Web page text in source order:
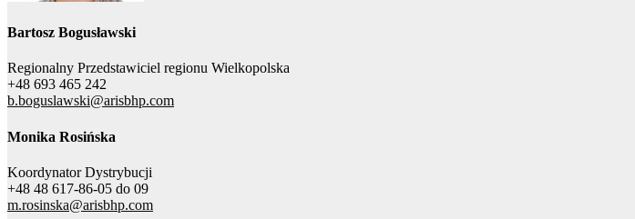
Bartosz Bogusławski
Regionalny Przedstawiciel regionu Wielkopolska
+48 693 465 242
b.boguslawski@arisbhp.com
Monika Rosińska
Koordynator Dystrybucji
+48 48 617-86-05 do 09
m.rosinska@arisbhp.com